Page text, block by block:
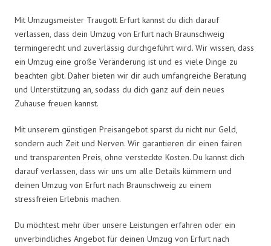
Mit Umzugsmeister Traugott Erfurt kannst du dich darauf
verlassen, dass dein Umzug von Erfurt nach Braunschweig
termingerecht und zuverlässig durchgeführt wird. Wir wissen, dass
ein Umzug eine große Veränderung ist und es viele Dinge zu
beachten gibt. Daher bieten wir dir auch umfangreiche Beratung
und Unterstützung an, sodass du dich ganz auf dein neues
Zuhause freuen kannst.
Mit unserem günstigen Preisangebot sparst du nicht nur Geld,
sondern auch Zeit und Nerven. Wir garantieren dir einen fairen
und transparenten Preis, ohne versteckte Kosten. Du kannst dich
darauf verlassen, dass wir uns um alle Details kümmern und
deinen Umzug von Erfurt nach Braunschweig zu einem
stressfreien Erlebnis machen.
Du möchtest mehr über unsere Leistungen erfahren oder ein
unverbindliches Angebot für deinen Umzug von Erfurt nach